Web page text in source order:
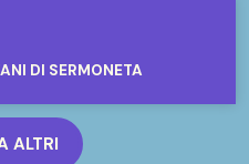
DI SERMONETA
ALTRI